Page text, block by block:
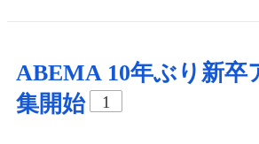
ABEMA 10年ぶり新卒
集開始
1